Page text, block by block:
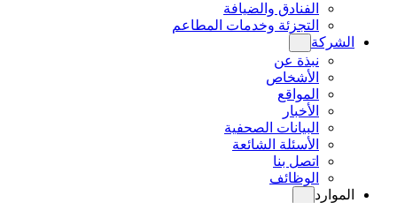
الفنادق والضيافة
التجزئة وخدمات المطاعم
الشركة
نبذة عن
الأشخاص
المواقع
الأخبار
البيانات الصحفية
الأسئلة الشائعة
اتصل بنا
الوظائف
الموارد